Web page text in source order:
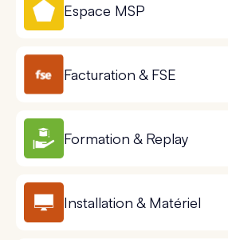
Espace MSP
Facturation & FSE
Formation & Replay
Installation & Matériel